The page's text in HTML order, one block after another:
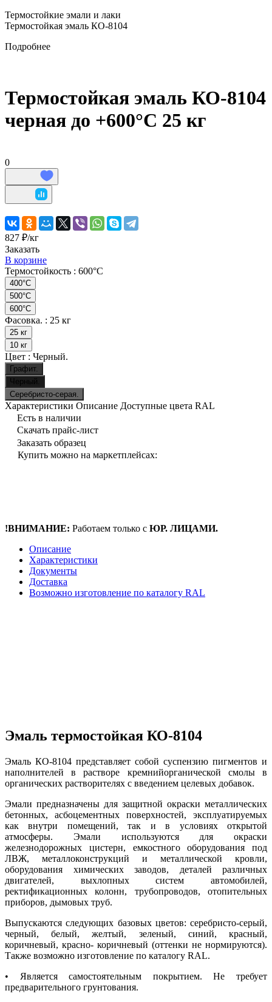
Термостойкие эмали и лаки
Термостойкая эмаль КО-8104
Подробнее
Термостойкая эмаль КО-8104
черная до +600°C 25 кг
0
827 ₽/кг
Заказать
В корзине
Термостойкость : 600°C
400°C
500°C
600°C
Фасовка. : 25 кг
25 кг
10 кг
Цвет : Черный.
Графит.
Черный.
Серебристо-серая.
Характеристики Описание Доступные цвета RAL
Есть в наличии
Скачать прайс-лист
Заказать образец
Купить можно на маркетплейсах:
!ВНИМАНИЕ: Работаем только с ЮР. ЛИЦАМИ.
Описание
Характеристики
Документы
Доставка
Возможно изготовление по каталогу RAL
Эмаль термостойкая КО-8104
Эмаль КО-8104 представляет собой суспензию пигментов и
наполнителей в растворе кремнийорганической смолы в
органических растворителях с введением целевых добавок.
Эмали предназначены для защитной окраски металлических
бетонных, асбоцементных поверхностей, эксплуатируемых
как внутри помещений, так и в условиях открытой
атмосферы. Эмали используются для окраски
железнодорожных цистерн, емкостного оборудования под
ЛВЖ, металлоконструкций и металлической кровли,
оборудования химических заводов, деталей различных
двигателей, выхлопных систем автомобилей,
ректификационных колонн, трубопроводов, отопительных
приборов, дымовых труб.
Выпускаются следующих базовых цветов: серебристо-серый,
черный, белый, желтый, зеленый, синий, красный,
коричневый, красно- коричневый (оттенки не нормируются).
Также возможно изготовление по каталогу RAL.
• Является самостоятельным покрытием. Не требует
предварительного грунтования.